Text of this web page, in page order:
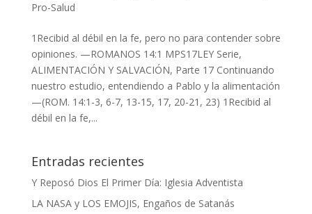
Pro-Salud
1Recibid al débil en la fe, pero no para contender sobre
opiniones. —ROMANOS 14:1 MPS17LEY Serie,
ALIMENTACIÓN Y SALVACIÓN, Parte 17 Continuando
nuestro estudio, entendiendo a Pablo y la alimentación
—(ROM. 14:1-3, 6-7, 13-15, 17, 20-21, 23) 1Recibid al
débil en la fe,...
Entradas recientes
Y Reposó Dios El Primer Día: Iglesia Adventista
LA NASA y LOS EMOJIS, Engaños de Satanás